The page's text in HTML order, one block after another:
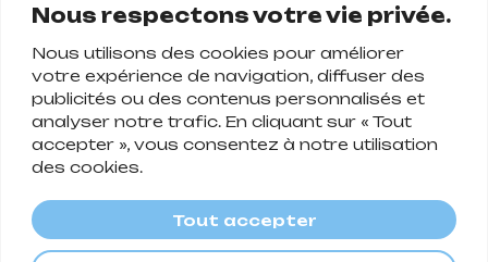
Nous respectons votre vie privée.
Nous utilisons des cookies pour améliorer
votre expérience de navigation, diffuser des
publicités ou des contenus personnalisés et
analyser notre trafic. En cliquant sur « Tout
accepter », vous consentez à notre utilisation
des cookies.
Tout accepter
Suivez-nous